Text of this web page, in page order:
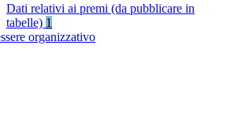
Dati relativi ai premi (da pubblicare in
tabelle) 1
organizzativo